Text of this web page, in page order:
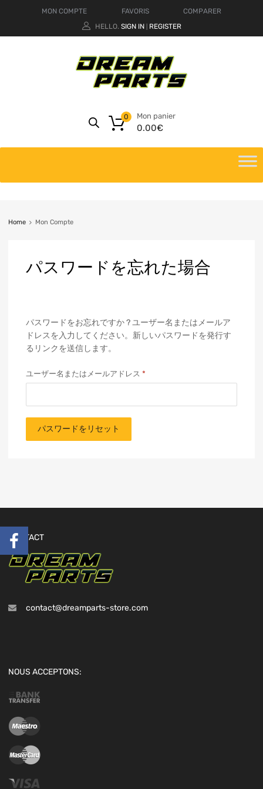
MON COMPTE FAVORIS
COMPARER
HELLO. SIGN IN REGISTER
Mon panier
0.00€
0
Home Mon Compte
パスワードを忘れた場合
パスワードをお忘れですか ? ユーザー名またはメールア
ドレスを入力してください。新しいパスワードを発行す
るリンクを送信します。
ユーザー名またはメールアドレス *
パスワードをリセット
CONTACT
contact@dreamparts-store.com
NOUS ACCEPTONS: